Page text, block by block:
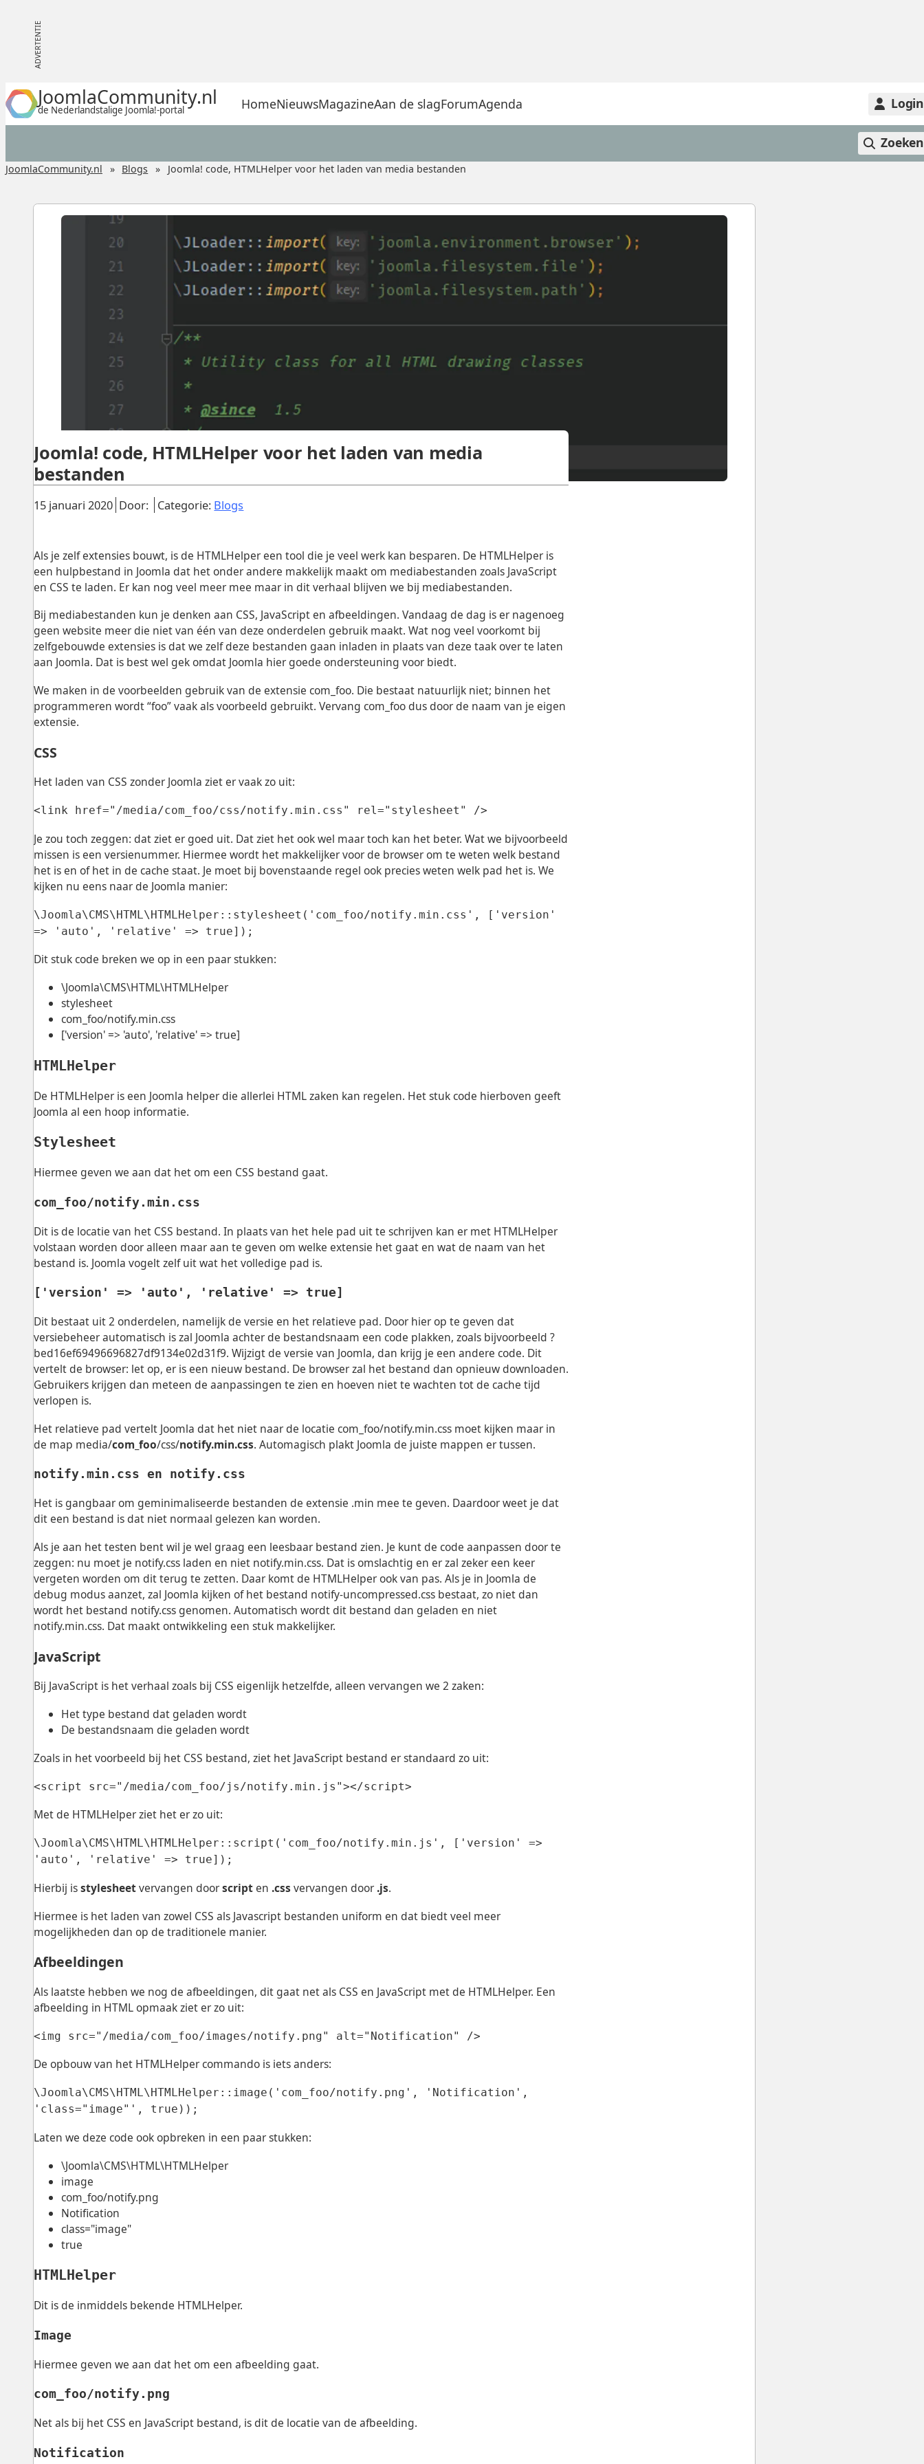
JoomlaCommunity.nl
de Nederlandstalige Joomla!-portal HomeNieuwsMagazineAan de slagForumAgenda Login
Zoeken
JoomlaCommunity.nl Blogs Joomla! code, HTMLHelper voor het laden van media bestanden
Gepubliceerd:
15 januari 2020. Door: Categorie: Blogs
Joomla! code, HTMLHelper voor het laden van media
bestanden
Als je zelf extensies bouwt, is de HTMLHelper een tool die je veel werk kan besparen. De HTMLHelper is
een hulpbestand in Joomla dat het onder andere makkelijk maakt om mediabestanden zoals JavaScript
en CSS te laden. Er kan nog veel meer mee maar in dit verhaal blijven we bij mediabestanden.
Bij mediabestanden kun je denken aan CSS, JavaScript en afbeeldingen. Vandaag de dag is er nagenoeg
geen website meer die niet van één van deze onderdelen gebruik maakt. Wat nog veel voorkomt bij
zelfgebouwde extensies is dat we zelf deze bestanden gaan inladen in plaats van deze taak over te laten
aan Joomla. Dat is best wel gek omdat Joomla hier goede ondersteuning voor biedt.
We maken in de voorbeelden gebruik van de extensie com_foo. Die bestaat natuurlijk niet; binnen het
programmeren wordt “foo” vaak als voorbeeld gebruikt. Vervang com_foo dus door de naam van je eigen
extensie.
CSS
Het laden van CSS zonder Joomla ziet er vaak zo uit:
<link href="/media/com_foo/css/notify.min.css" rel="stylesheet" />
Je zou toch zeggen: dat ziet er goed uit. Dat ziet het ook wel maar toch kan het beter. Wat we bijvoorbeeld
missen is een versienummer. Hiermee wordt het makkelijker voor de browser om te weten welk bestand
het is en of het in de cache staat. Je moet bij bovenstaande regel ook precies weten welk pad het is. We
kijken nu eens naar de Joomla manier:
\Joomla\CMS\HTML\HTMLHelper::stylesheet('com_foo/notify.min.css', ['version'
=> 'auto', 'relative' => true]);
Dit stuk code breken we op in een paar stukken:
\Joomla\CMS\HTML\HTMLHelper
stylesheet
com_foo/notify.min.css
['version' => 'auto', 'relative' => true]
HTMLHelper
De HTMLHelper is een Joomla helper die allerlei HTML zaken kan regelen. Het stuk code hierboven geeft
Joomla al een hoop informatie.
Stylesheet
Hiermee geven we aan dat het om een CSS bestand gaat.
com_foo/notify.min.css
Dit is de locatie van het CSS bestand. In plaats van het hele pad uit te schrijven kan er met HTMLHelper
volstaan worden door alleen maar aan te geven om welke extensie het gaat en wat de naam van het
bestand is. Joomla vogelt zelf uit wat het volledige pad is.
['version' => 'auto', 'relative' => true]
Dit bestaat uit 2 onderdelen, namelijk de versie en het relatieve pad. Door hier op te geven dat
versiebeheer automatisch is zal Joomla achter de bestandsnaam een code plakken, zoals bijvoorbeeld ?
bed16ef69496696827df9134e02d31f9. Wijzigt de versie van Joomla, dan krijg je een andere code. Dit
vertelt de browser: let op, er is een nieuw bestand. De browser zal het bestand dan opnieuw downloaden.
Gebruikers krijgen dan meteen de aanpassingen te zien en hoeven niet te wachten tot de cache tijd
verlopen is.
Het relatieve pad vertelt Joomla dat het niet naar de locatie com_foo/notify.min.css moet kijken maar in
de map media/com_foo/css/notify.min.css. Automagisch plakt Joomla de juiste mappen er tussen.
notify.min.css en notify.css
Het is gangbaar om geminimaliseerde bestanden de extensie .min mee te geven. Daardoor weet je dat
dit een bestand is dat niet normaal gelezen kan worden.
Als je aan het testen bent wil je wel graag een leesbaar bestand zien. Je kunt de code aanpassen door te
zeggen: nu moet je notify.css laden en niet notify.min.css. Dat is omslachtig en er zal zeker een keer
vergeten worden om dit terug te zetten. Daar komt de HTMLHelper ook van pas. Als je in Joomla de
debug modus aanzet, zal Joomla kijken of het bestand notify-uncompressed.css bestaat, zo niet dan
wordt het bestand notify.css genomen. Automatisch wordt dit bestand dan geladen en niet
notify.min.css. Dat maakt ontwikkeling een stuk makkelijker.
JavaScript
Bij JavaScript is het verhaal zoals bij CSS eigenlijk hetzelfde, alleen vervangen we 2 zaken:
Het type bestand dat geladen wordt
De bestandsnaam die geladen wordt
Zoals in het voorbeeld bij het CSS bestand, ziet het JavaScript bestand er standaard zo uit:
<script src="/media/com_foo/js/notify.min.js"></script>
Met de HTMLHelper ziet het er zo uit:
\Joomla\CMS\HTML\HTMLHelper::script('com_foo/notify.min.js', ['version' =>
'auto', 'relative' => true]);
Hierbij isstylesheetvervangen doorscripten .css vervangen door .js.
Hiermee is het laden van zowel CSS als Javascript bestanden uniform en dat biedt veel meer
mogelijkheden dan op de traditionele manier.
Afbeeldingen
Als laatste hebben we nog de afbeeldingen, dit gaat net als CSS en JavaScript met de HTMLHelper. Een
afbeelding in HTML opmaak ziet er zo uit:
<img src="/media/com_foo/images/notify.png" alt="Notification" />
De opbouw van het HTMLHelper commando is iets anders:
\Joomla\CMS\HTML\HTMLHelper::image('com_foo/notify.png', 'Notification',
'class="image"', true));
Laten we deze code ook opbreken in een paar stukken:
\Joomla\CMS\HTML\HTMLHelper
image
com_foo/notify.png
Notification
class="image"
true
HTMLHelper
Dit is de inmiddels bekende HTMLHelper.
Image
Hiermee geven we aan dat het om een afbeelding gaat.
com_foo/notify.png
Net als bij het CSS en JavaScript bestand, is dit de locatie van de afbeelding.
Notification